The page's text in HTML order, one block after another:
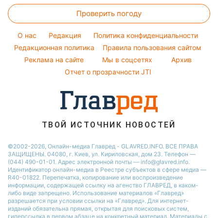
Новости Харькова
Новости Полтавы
Новости Сум
Новости Черкассы
Новости Ровно
Настя Каменских
Виталий Козловский
Потап
София Ротару
Ольга Сумская
Окрашивание волос
Красивый маникюр
Оптические иллюзии
Народные приметы
Все о шоу-бизнесе
Простые блюда
Легкие десерты
Напитки
Праздничное меню
Проверить погоду
O нас Редакция
Политика конфиденциальности
Редакционная политика
Правила пользования сайтом
Реклама на сайте
Мы в соцсетях
Архив
Отчет о прозрачности JTI
ТВОЙ ИСТОЧНИК НОВОСТЕЙ
©2002-2026, Онлайн-медиа Главред - GLAVRED.INFO. ВСЕ ПРАВА
ЗАЩИЩЕНЫ. 04080, г. Киев, ул. Кириловская, дом 23. Телефон —
(044) 490-01-01. Адрес электронной почты — info@glavred.info.
Идентификатор онлайн-медиа в Реестре cубъектов в сфере медиа —
R40-01822. Перепечатка, копирование или воспроизведение
информации, содержащей ссылку на агенство ГЛАВРЕД, в каком-
либо виде запрещено. Использование материалов «Главред»
разрешается при условии ссылки на «Главред». Для интернет-
изданий обязательна прямая, открытая для поисковых систем,
гиперссылка в первом абзаце на конкретный материал. Материалы с